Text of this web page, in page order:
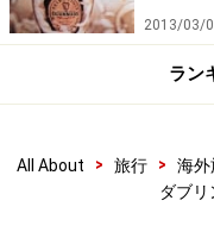
かわかりにくいとい
目的地に確実にたど
伝えて、降車するバ
「どこどこで下ろし
2013/03/
ラン
All About > 旅行 > 海外
ダブリ